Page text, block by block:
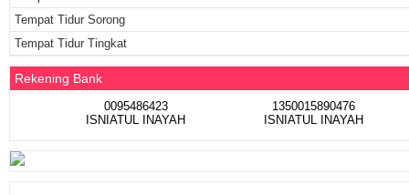
Tempat Tidur Sorong
Tempat Tidur Tingkat
Rekening Bank
0095486423
ISNIATUL INAYAH
1350015890476
ISNIATUL INAYAH